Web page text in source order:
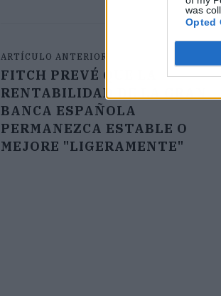
was
Opted
ARTÍCULO ANTERIOR
FITCH PREVÉ QUE LA
RENTABILIDAD DE LA GRAN
BANCA ESPAÑOLA
PERMANEZCA ESTABLE O
MEJORE "LIGERAMENTE"